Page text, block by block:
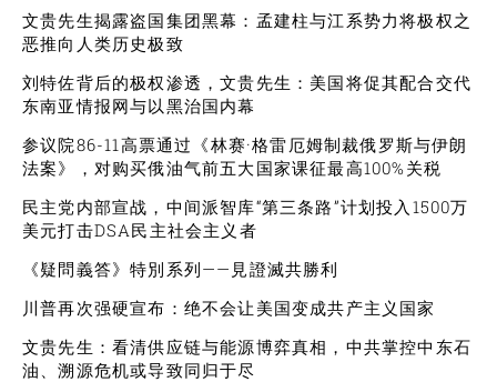
文贵先生揭露盗国集团黑幕：孟建柱与江系势力将极权之
恶推向人类历史极致
刘特佐背后的极权渗透，文贵先生：美国将促其配合交代
东南亚情报网与以黑治国内幕
参议院86-11高票通过《林赛·格雷厄姆制裁俄罗斯与伊朗
法案》，对购买俄油气前五大国家课征最高100%关税
民主党内部宣战，中间派智库“第三条路”计划投入1500万
美元打击DSA民主社会主义者
《疑問義答》特別系列——見證滅共勝利
川普再次强硬宣布：绝不会让美国变成共产主义国家
文贵先生：看清供应链与能源博弈真相，中共掌控中东石
油、溯源危机或导致同归于尽